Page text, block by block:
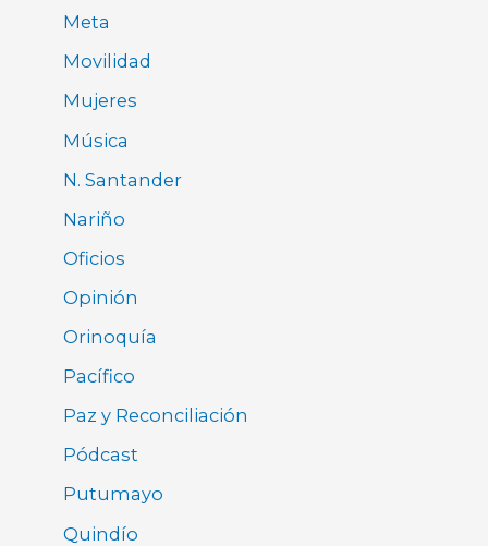
Meta
Movilidad
Mujeres
Música
N. Santander
Nariño
Oficios
Opinión
Orinoquía
Pacífico
Paz y Reconciliación
Pódcast
Putumayo
Quindío